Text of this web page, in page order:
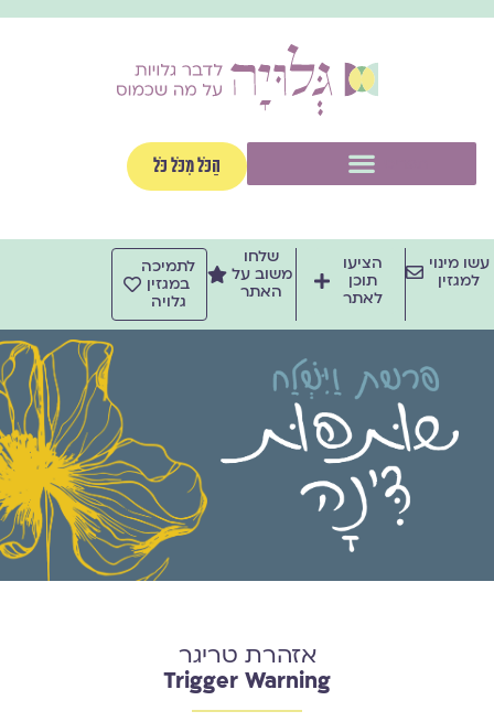
לתוכן
הַכֹּל מִכֹּל כֹּל
עשו מינוי
למגזין
הציעו
תוכן
לאתר
שלחו
משוב על
האתר
לתמיכה
במגזין
גלויה
אזהרת טריגר
Trigger Warning